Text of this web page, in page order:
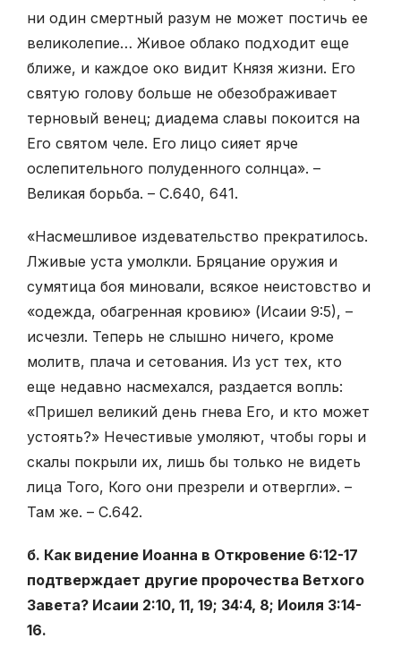
ни один смертный разум не может постичь ее
великолепие… Живое облако подходит еще
ближе, и каждое око видит Князя жизни. Его
святую голову больше не обезображивает
терновый венец; диадема славы покоится на
Его святом челе. Его лицо сияет ярче
ослепительного полуденного солнца». –
Великая борьба. – С.640, 641.
«Насмешливое издевательство прекратилось.
Лживые уста умолкли. Бряцание оружия и
сумятица боя миновали, всякое неистовство и
«одежда, обагренная кровию» (Исаии 9:5), –
исчезли. Теперь не слышно ничего, кроме
молитв, плача и сетования. Из уст тех, кто
еще недавно насмехался, раздается вопль:
«Пришел великий день гнева Его, и кто может
устоять?» Нечестивые умоляют, чтобы горы и
скалы покрыли их, лишь бы только не видеть
лица Того, Кого они презрели и отвергли». –
Там же. – С.642.
б. Как видение Иоанна в Откровение 6:12-17
подтверждает другие пророчества Ветхого
Завета? Исаии 2:10, 11, 19; 34:4, 8; Иоиля 3:14-
16.